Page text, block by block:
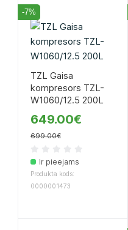
-7%
TZL Gaisa
kompresors TZL-
W1060/12.5 200L
649.00€
699.00€
Ir pieejams
Produkta kods:
0000001473